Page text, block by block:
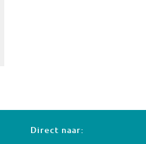
Direct naar: